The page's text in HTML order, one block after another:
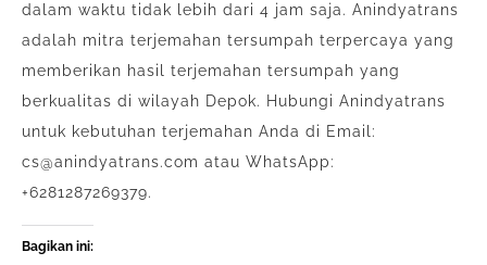
dalam waktu tidak lebih dari 4 jam saja. Anindyatrans
adalah mitra terjemahan tersumpah terpercaya yang
memberikan hasil terjemahan tersumpah yang
berkualitas di wilayah Depok. Hubungi Anindyatrans
untuk kebutuhan terjemahan Anda di Email:
cs@anindyatrans.com atau WhatsApp:
+6281287269379.
Bagikan ini: